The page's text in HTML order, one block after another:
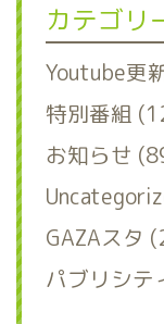
カテゴリ
Youtube更
特別番組
お知らせ
GAZAスタ
パブリシテ